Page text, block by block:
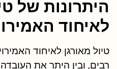
היתרונות של
לאיחוד
טיול מאורגן לאיחוד
רבים, ובין היתר את